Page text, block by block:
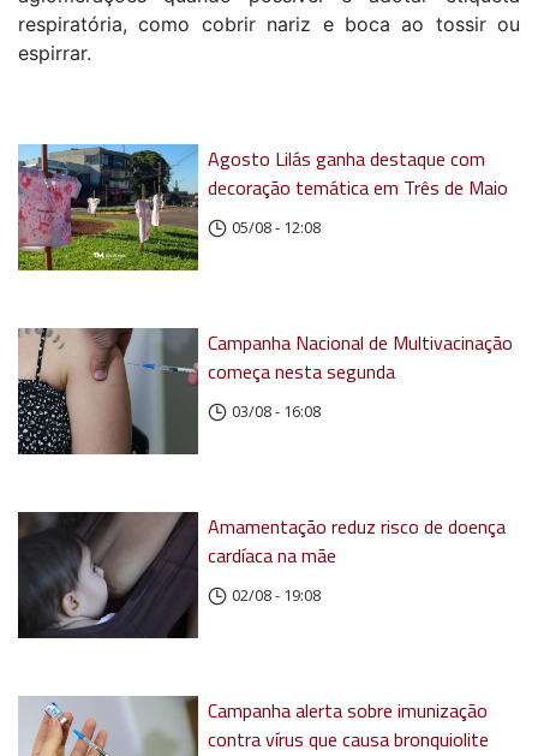
respiratória, como cobrir nariz e boca ao tossir ou
espirrar.
Agosto Lilás ganha destaque com
decoração temática em Três de Maio
05/08 - 12:08
Campanha Nacional de Multivacinação
começa nesta segunda
03/08 - 16:08
Amamentação reduz risco de doença
cardíaca na mãe
02/08 - 19:08
Campanha alerta sobre imunização
contra vírus que causa bronquiolite